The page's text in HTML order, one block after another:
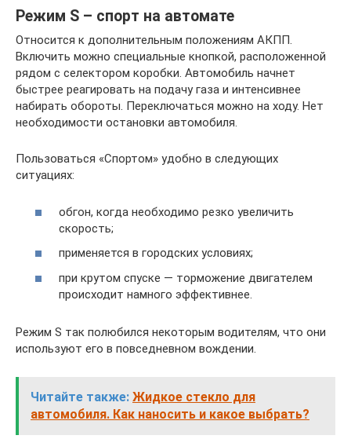
Режим S – спорт на автомате
Относится к дополнительным положениям АКПП.
Включить можно специальные кнопкой, расположенной
рядом с селектором коробки. Автомобиль начнет
быстрее реагировать на подачу газа и интенсивнее
набирать обороты. Переключаться можно на ходу. Нет
необходимости остановки автомобиля.
Пользоваться «Спортом» удобно в следующих
ситуациях:
обгон, когда необходимо резко увеличить
скорость;
применяется в городских условиях;
при крутом спуске — торможение двигателем
происходит намного эффективнее.
Режим S так полюбился некоторым водителям, что они
используют его в повседневном вождении.
Читайте также: Жидкое стекло для
автомобиля. Как наносить и какое выбрать?